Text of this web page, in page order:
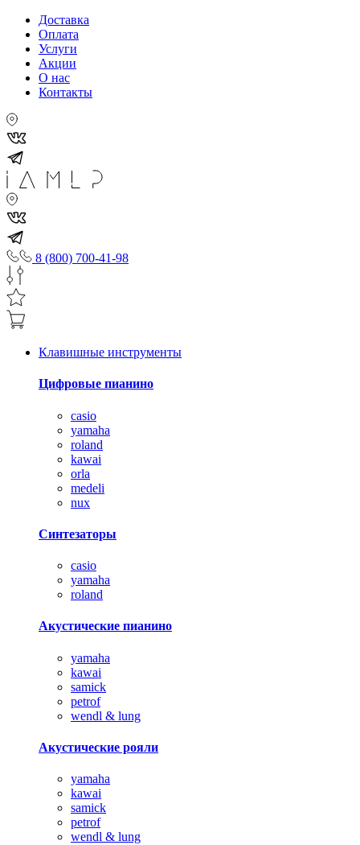
Доставка
Оплата
Услуги
Акции
О нас
Контакты
8 (800) 700-41-98
Клавишные инструменты
Цифровые пианино
casio
yamaha
roland
kawai
orla
medeli
nux
Синтезаторы
casio
yamaha
roland
Акустические пианино
yamaha
kawai
samick
petrof
wendl & lung
Акустические рояли
yamaha
kawai
samick
petrof
wendl & lung